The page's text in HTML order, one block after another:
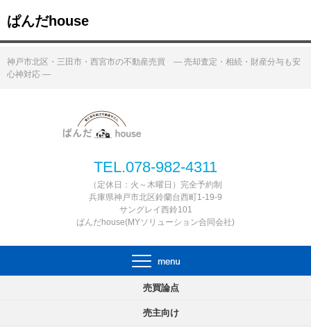
ぱんだhouse
神戸市北区・三田市・西宮市の不動産売買 ― 売却査定・相続・財産分与も安
心神対応 ―
TEL.078-982-4311
（定休日：火～木曜日）完全予約制
兵庫県神戸市北区鈴蘭台西町1-19-9
サングレイ西鈴101
ぱんだhouse(MYソリューション合同会社)
売買論点
売主向け